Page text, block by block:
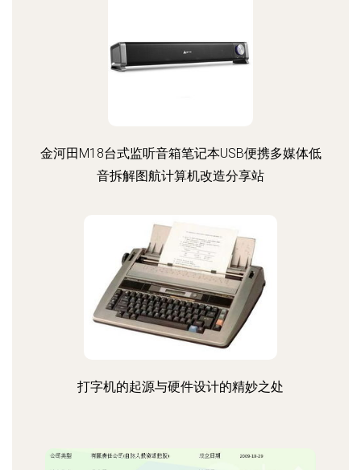
金河田M18台式监听音箱笔记本USB便携多媒体低
音拆解图航计算机改造分享站
打字机的起源与硬件设计的精妙之处